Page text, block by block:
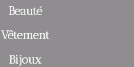
Beauté
Vêtement
Bijoux